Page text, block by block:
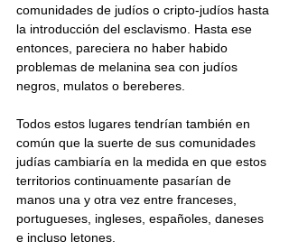
comunidades de judíos o cripto-judíos hasta
la introducción del esclavismo. Hasta ese
entonces, pareciera no haber habido
problemas de melanina sea con judíos
negros, mulatos o bereberes.
Todos estos lugares tendrían también en
común que la suerte de sus comunidades
judías cambiaría en la medida en que estos
territorios continuamente pasarían de
manos una y otra vez entre franceses,
portugueses, ingleses, españoles, daneses
e incluso letones.